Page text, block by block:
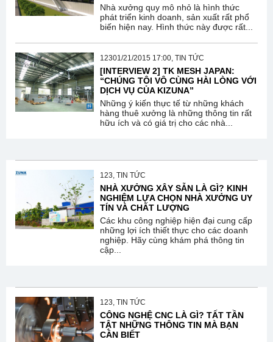
Nhà xưởng quy mô nhỏ là hình thức
phát triển kinh doanh, sản xuất rất phổ
biến hiện nay. Hình thức này được rất...
12301/21/2015 17:00, TIN TỨC
[INTERVIEW 2] TK MESH JAPAN:
“CHÚNG TÔI VÔ CÙNG HÀI LÒNG VỚI
DỊCH VỤ CỦA KIZUNA”
Những ý kiến thực tế từ những khách
hàng thuê xưởng là những thông tin rất
hữu ích và có giá trị cho các nhà...
123, TIN TỨC
NHÀ XƯỞNG XÂY SẴN LÀ GÌ? KINH
NGHIỆM LỰA CHỌN NHÀ XƯỞNG UY
TÍN VÀ CHẤT LƯỢNG
Các khu công nghiệp hiện đại cung cấp
những lợi ích thiết thực cho các doanh
nghiệp. Hãy cùng khám phá thông tin
cập...
123, TIN TỨC
CÔNG NGHỆ CNC LÀ GÌ? TẤT TẦN
TẬT NHỮNG THÔNG TIN MÀ BẠN
CẦN BIẾT